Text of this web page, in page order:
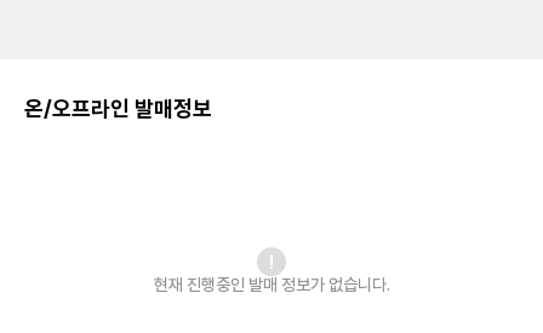
온/오프라인 발매정보
현재 진행중인 발매 정보가 없습니다.